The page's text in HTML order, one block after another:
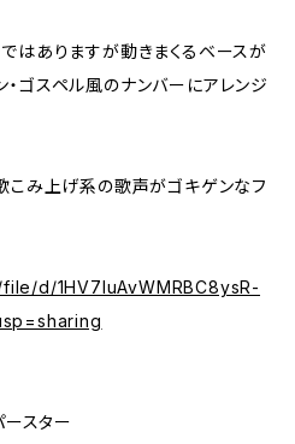
はありますが動きまくるベースが
ゴスペル風のナンバーにアレンジ
こみ上げ系の歌声がゴキゲンなフ
d/1HV7IuAvWMRBC8ysR-
ースター